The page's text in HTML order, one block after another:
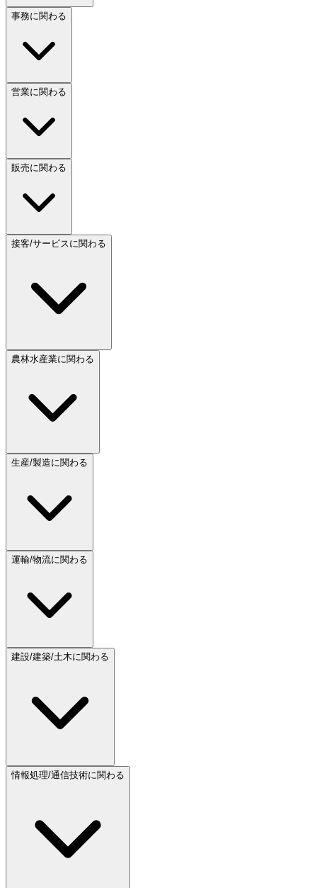
事務に関わる
営業に関わる
販売に関わる
接客/サービスに関わる
農林水産業に関わる
生産/製造に関わる
運輸/物流に関わる
建設/建築/土木に関わる
情報処理/通信技術に関わる